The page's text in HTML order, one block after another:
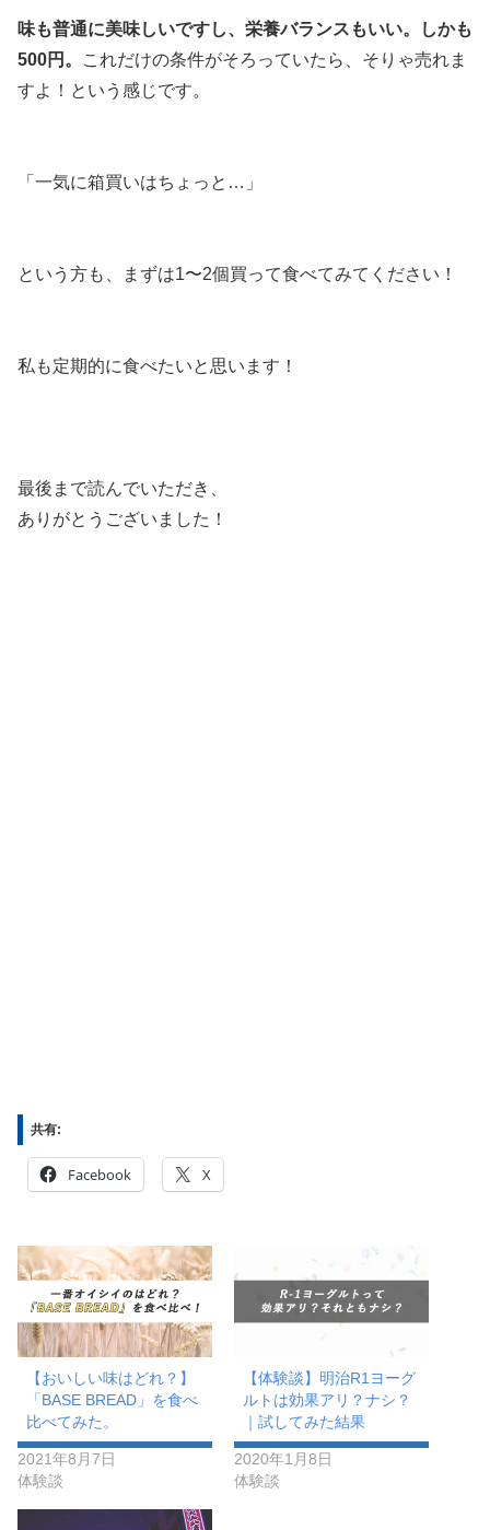
味も普通に美味しいですし、栄養バランスもいい。しかも
500円。
これだけの条件がそろっていたら、そりゃ売れま
すよ！という感じです。
「一気に箱買いはちょっと…」
という方も、まずは1〜2個買って食べてみてください！
私も定期的に食べたいと思います！
最後まで読んでいただき、
ありがとうございました！
共有:
Facebook X
【おいしい味はどれ？】
「BASE BREAD」を食べ
比べてみた。
2021年8月7日
体験談
【体験談】明治R1ヨーグ
ルトは効果アリ？ナシ？
｜試してみた結果
2020年1月8日
体験談